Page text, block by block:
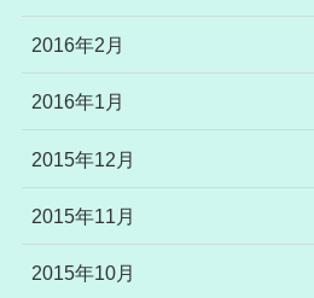
2016年2月
2016年1月
2015年12月
2015年11月
2015年10月